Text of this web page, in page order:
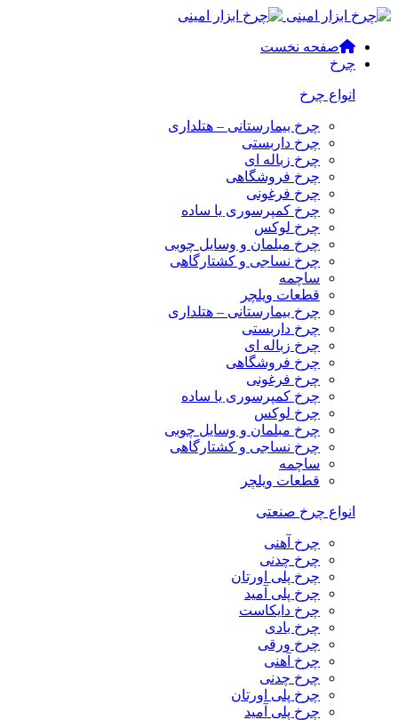
صفحه نخست
چرخ
انواع چرخ
چرخ بیمارستانی – هتلداری
چرخ داربستی
چرخ زباله ای
چرخ فروشگاهی
چرخ فرغونی
چرخ کمپرسوری یا ساده
چرخ لوکس
چرخ مبلمان و وسایل چوبی
چرخ نساجی و کشتارگاهی
ساچمه
قطعات ویلچر
چرخ بیمارستانی – هتلداری
چرخ داربستی
چرخ زباله ای
چرخ فروشگاهی
چرخ فرغونی
چرخ کمپرسوری یا ساده
چرخ لوکس
چرخ مبلمان و وسایل چوبی
چرخ نساجی و کشتارگاهی
ساچمه
قطعات ویلچر
انواع چرخ صنعتی
چرخ آهنی
چرخ چدنی
چرخ پلی اورتان
چرخ پلی آمید
چرخ دایکاست
چرخ بادی
چرخ ورقی
چرخ آهنی
چرخ چدنی
چرخ پلی اورتان
چرخ پلی آمید